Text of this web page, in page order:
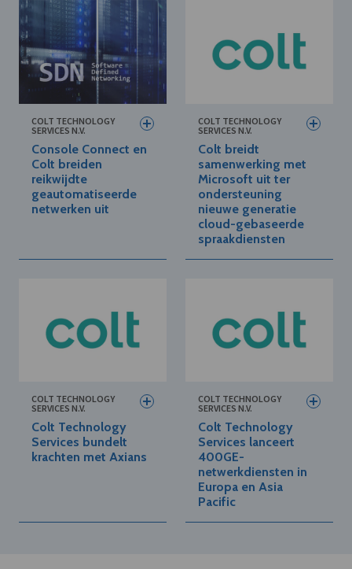
COLT TECHNOLOGY
SERVICES N.V.
Console Connect en
Colt breiden
reikwijdte
geautomatiseerde
netwerken uit
COLT TECHNOLOGY
SERVICES N.V.
Colt breidt
samenwerking met
Microsoft uit ter
ondersteuning
nieuwe generatie
cloud-gebaseerde
spraakdiensten
COLT TECHNOLOGY
SERVICES N.V.
Colt Technology
Services bundelt
krachten met Axians
COLT TECHNOLOGY
SERVICES N.V.
Colt Technology
Services lanceert
400GE-
netwerkdiensten in
Europa en Asia
Pacific